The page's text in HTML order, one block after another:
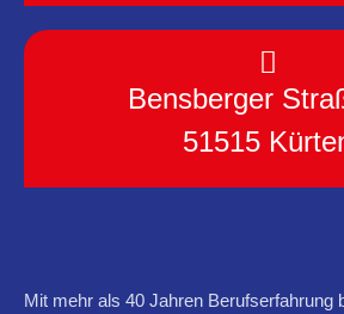
Bensberger
51515
Mit mehr als 40 Jahren Berufserfahrung